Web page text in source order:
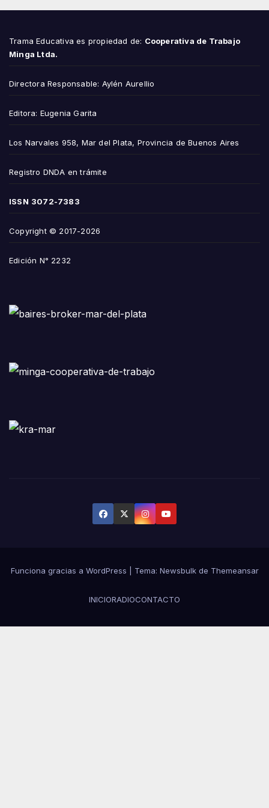
Trama Educativa es propiedad de: Cooperativa de Trabajo
Minga Ltda.
Directora Responsable: Aylén Aurellio
Editora: Eugenia Garita
Los Narvales 958, Mar del Plata, Provincia de Buenos Aires
Registro DNDA en trámite
ISSN 3072-7383
Copyright © 2017-2026
Edición N° 2232
Funciona gracias a WordPress Tema: Newsbulkde Themeansar
INICIORADIOCONTACTO